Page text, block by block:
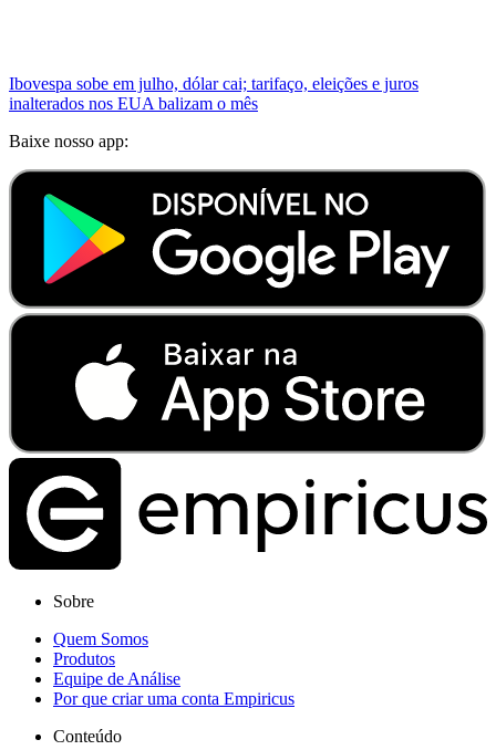
Ibovespa sobe em julho, dólar cai; tarifaço, eleições e juros
inalterados nos EUA balizam o mês
Baixe nosso app:
Sobre
Quem Somos
Produtos
Equipe de Análise
Por que criar uma conta Empiricus
Conteúdo